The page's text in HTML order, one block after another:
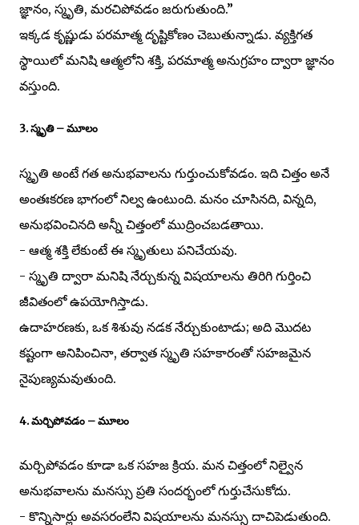
జ్ఞానం, స్మృతి, మరచిపోవడం జరుగుతుంది.”
ఇక్కడ కృష్ణుడు పరమాత్మ దృష్టికోణం చెబుతున్నాడు. వ్యక్తిగత
స్థాయిలో మనిషి ఆత్మలోని శక్తి, పరమాత్మ అనుగ్రహం ద్వారా జ్ఞానం
వస్తుంది.
3. స్మృతి – మూలం
స్మృతి అంటే గత అనుభవాలను గుర్తుంచుకోవడం. ఇది చిత్తం అనే
అంతఃకరణ భాగంలో నిల్వ ఉంటుంది. మనం చూసినది, విన్నది,
అనుభవించినది అన్నీ చిత్తంలో ముద్రించబడతాయి.
- ఆత్మ శక్తి లేకుంటే ఈ స్మృతులు పనిచేయవు.
- స్మృతి ద్వారా మనిషి నేర్చుకున్న విషయాలను తిరిగి గుర్తించి
జీవితంలో ఉపయోగిస్తాడు.
ఉదాహరణకు, ఒక శిశువు నడక నేర్చుకుంటాడు; అది మొదట
కష్టంగా అనిపించినా, తర్వాత స్మృతి సహకారంతో సహజమైన
నైపుణ్యమవుతుంది.
4. మర్చిపోవడం – మూలం
మర్చిపోవడం కూడా ఒక సహజ క్రియ. మన చిత్తంలో నిల్వైన
అనుభవాలను మనస్సు ప్రతి సందర్భంలో గుర్తుచేసుకోదు.
- కొన్నిసార్లు అవసరంలేని విషయాలను మనస్సు దాచిపెడుతుంది.